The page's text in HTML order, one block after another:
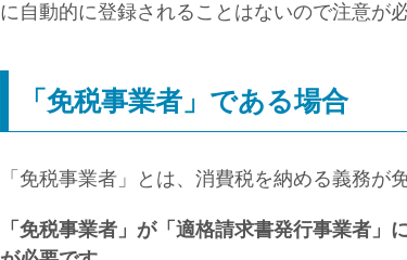
に自動的に登録されることはないので注意が必
「免税事業者」である場合
「免税事業者」とは、消費税を納める義務
「免税事業者」が「適格請求書発行事業者